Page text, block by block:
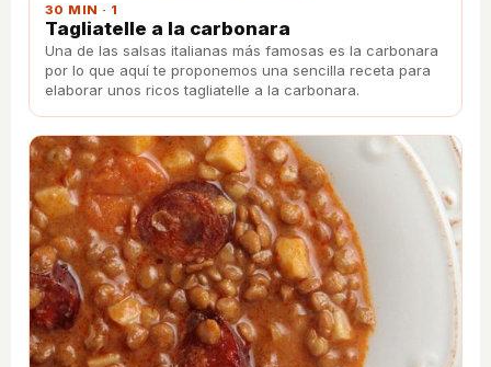
30 MIN · 1
Tagliatelle a la carbonara
Una de las salsas italianas más famosas es la carbonara
por lo que aquí te proponemos una sencilla receta para
elaborar unos ricos tagliatelle a la carbonara.